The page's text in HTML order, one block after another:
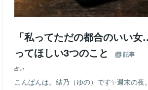
「私ってただの都合のいい
ってほしい3つのこと
記事
占い
こんばんは。結乃（ゆの）です✨週末の